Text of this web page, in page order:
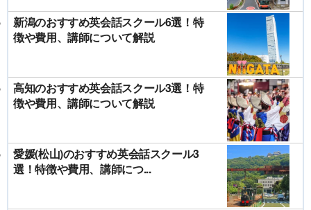
新潟のおすすめ英会話スクール6選！特
徴や費用、講師について解説
高知のおすすめ英会話スクール3選！特
徴や費用、講師について解説
愛媛(松山)のおすすめ英会話スクール3
選！特徴や費用、講師につ...